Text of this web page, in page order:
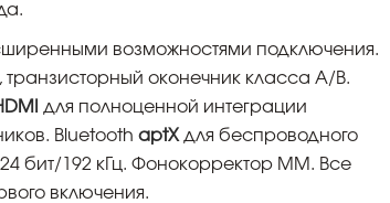
возможностями подключения.
, транзисторный оконечник класса A/B.
для полноценной интеграции
Bluetooth aptX для беспроводного
бит/192 кГц. Фонокорректор MM. Все
включения.